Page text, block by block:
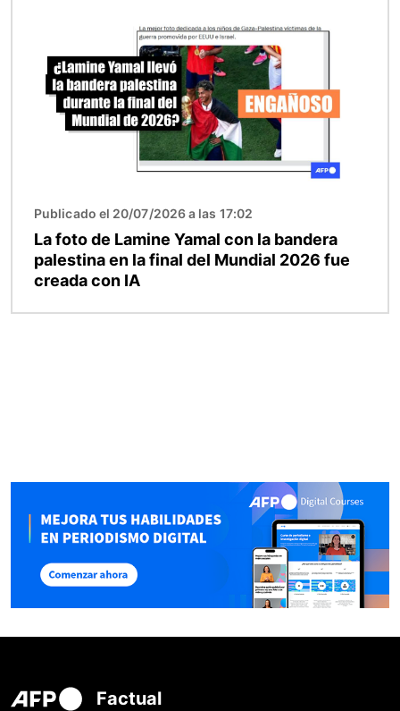
Publicado el 20/07/2026 a las 17:02
La foto de Lamine Yamal con la bandera
palestina en la final del Mundial 2026 fue
creada con IA
Factual